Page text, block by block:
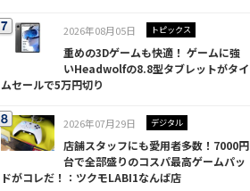
2026年08月05日 トピックス
重めの3Dゲームも快適！ ゲームに強
いHeadwolfの8.8型タブレットがタイ
ムセールで5万円切り
2026年07月29日 デジタル
店舗スタッフにも愛用者多数！7000円
台で全部盛りのコスパ最高ゲームパッ
ドがコレだ！：ツクモLABI1なんば店